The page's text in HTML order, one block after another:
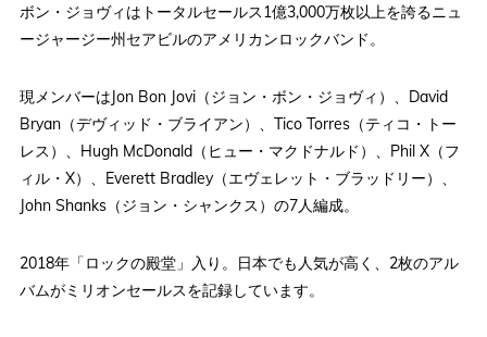
ボン・ジョヴィはトータルセールス1億3,000万枚以上を誇るニュ
ージャージー州セアビルのアメリカンロックバンド。
現メンバーはJon Bon Jovi（ジョン・ボン・ジョヴィ）、David
Bryan（デヴィッド・ブライアン）、Tico Torres（ティコ・トー
レス）、Hugh McDonald（ヒュー・マクドナルド）、Phil X（フ
ィル・X）、Everett Bradley（エヴェレット・ブラッドリー）、
John Shanks（ジョン・シャンクス）の7人編成。
2018年「ロックの殿堂」入り。日本でも人気が高く、2枚のアル
バムがミリオンセールスを記録しています。